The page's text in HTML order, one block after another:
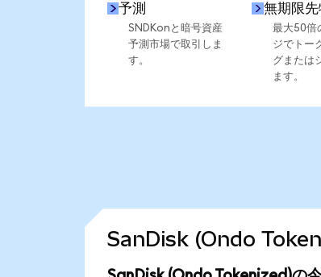
予測
SNDKonと暗号資産
予測市場で取引しま
す。
無期限先
最大50倍
ジでトー
グまたは
ます。
SanDisk (Ondo